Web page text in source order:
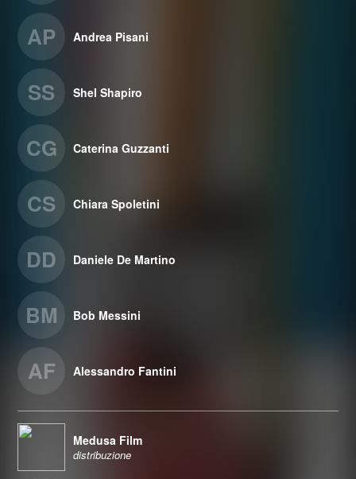
AP Andrea Pisani
SS Shel Shapiro
CG Caterina Guzzanti
CS Chiara Spoletini
DD Daniele De Martino
BM Bob Messini
AF Alessandro Fantini
Medusa Film
distribuzione